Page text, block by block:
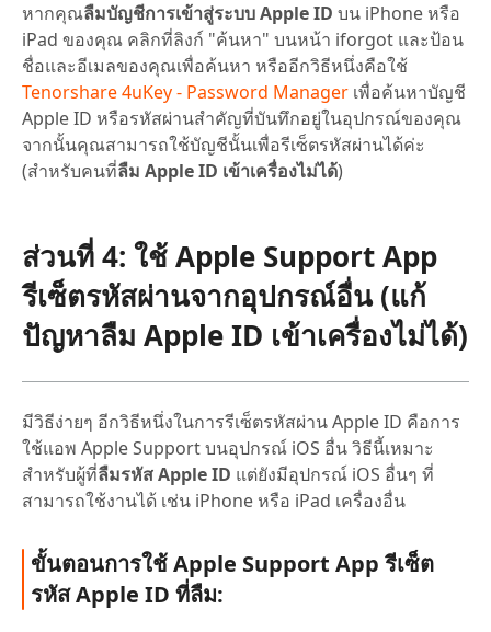
หากคุณลืมบัญชีการเข้าสู่ระบบ Apple ID บน iPhone หรือ
iPad ของคุณ คลิกที่ลิงก์ "ค้นหา" บนหน้า iforgot และป้อน
ชื่อและอีเมลของคุณเพื่อค้นหา หรืออีกวิธีหนึ่งคือใช้
Tenorshare 4uKey - Password Manager เพื่อค้นหาบัญชี
Apple ID หรือรหัสผ่านสำคัญที่บันทึกอยู่ในอุปกรณ์ของคุณ
จากนั้นคุณสามารถใช้บัญชีนั้นเพื่อรีเซ็ตรหัสผ่านได้ค่ะ
(สำหรับคนที่ลืม Apple ID เข้าเครื่องไม่ได้)
ส่วนที่ 4: ใช้ Apple Support App
รีเซ็ตรหัสผ่านจากอุปกรณ์อื่น(แก้
ปัญหาลืม Apple ID เข้าเครื่องไม่ได้)
มีวิธีง่ายๆ อีกวิธีหนึ่งในการรีเซ็ตรหัสผ่าน Apple ID คือการ
ใช้แอพ Apple Support บนอุปกรณ์ iOS อื่น วิธีนี้เหมาะ
สำหรับผู้ที่ลืมรหัส Apple ID แต่ยังมีอุปกรณ์ iOS อื่นๆ ที่
สามารถใช้งานได้ เช่น iPhone หรือ iPad เครื่องอื่น
ขั้นตอนการใช้ Apple Support App รีเซ็ต
รหัส Apple ID ที่ลืม: